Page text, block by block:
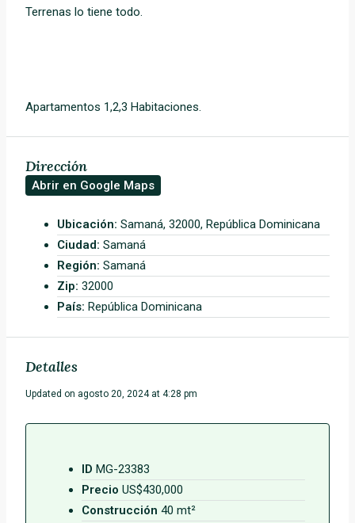
Terrenas lo tiene todo.
Apartamentos 1,2,3 Habitaciones.
Dirección
Abrir en Google Maps
Ubicación: Samaná, 32000, República Dominicana
Ciudad: Samaná
Región: Samaná
Zip: 32000
País: República Dominicana
Detalles
Updated on agosto 20, 2024 at 4:28 pm
ID MG-23383
Precio US$430,000
Construcción 40 mt²